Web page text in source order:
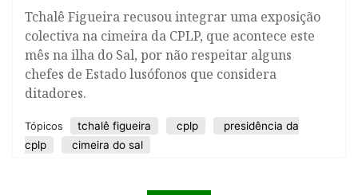
Tchalê Figueira recusou integrar uma exposição
colectiva na cimeira da CPLP, que acontece este
mês na ilha do Sal, por não respeitar alguns
chefes de Estado lusófonos que considera
ditadores.
Tópicos tchalê figueira cplp
presidência da
cplp
cimeira do sal